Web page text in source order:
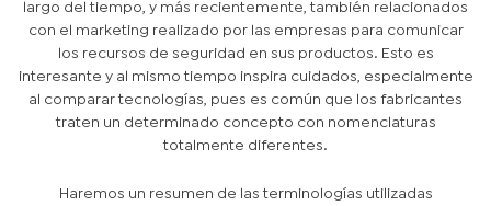
largo del tiempo, y más recientemente, también relacionados
con el marketing realizado por las empresas para comunicar
los recursos de seguridad en sus productos. Esto es
interesante y al mismo tiempo inspira cuidados, especialmente
al comparar tecnologías, pues es común que los fabricantes
traten un determinado concepto con nomenclaturas
totalmente diferentes.
Haremos un resumen de las terminologías utilizadas